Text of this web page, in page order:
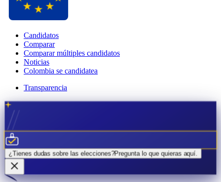
Candidatos
Comparar
Comparar múltiples candidatos
Noticias
Colombia se candidatea
Transparencia
¿Tienes dudas sobre las elecciones?Pregunta lo que quieras aquí.